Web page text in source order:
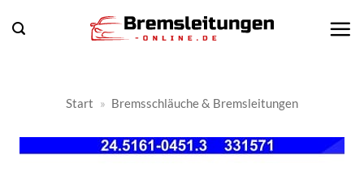
Inhalt
Start » Bremsschläuche & Bremsleitungen